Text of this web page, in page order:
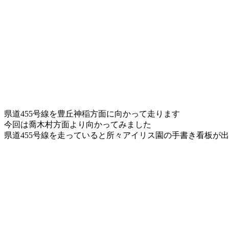
県道455号線を豊丘神稲方面に向かって走ります
今回は喬木村方面より向かってみました
県道455号線を走っていると所々アイリス園の手書き看板が